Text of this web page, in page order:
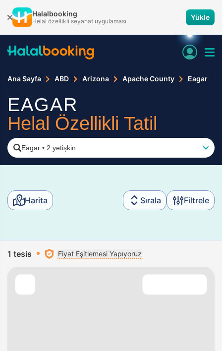
Halalbooking
Helal özellikli seyahat uygulaması Yükle
Ana Sayfa ABD Arizona Apache County Eagar
EAGAR
Helal Özellikli Tatil
Eagar • 2 yetişkin
Harita Sırala Filtrele
1 tesis Fiyat Eşitlemesi Yapıyoruz